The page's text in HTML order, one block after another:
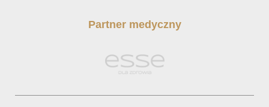
Partner medyczny